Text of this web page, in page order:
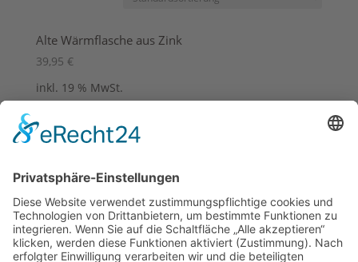
Alte Wärmflasche aus Zink
39,95 €
inkl. 19 % MwSt.
© Blumenhof Benzing, 2018